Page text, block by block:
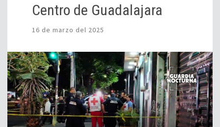
Centro de Guadalajara
16 de marzo del 2025